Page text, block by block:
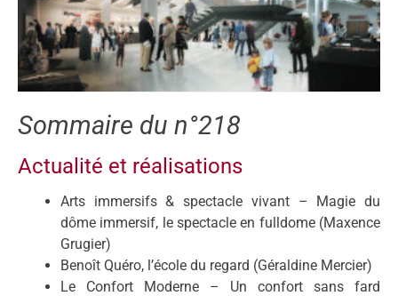
Sommaire du n°218
Actualité et réalisations
Arts immersifs & spectacle vivant – Magie du
dôme immersif, le spectacle en fulldome (Maxence
Grugier)
Benoît Quéro, l’école du regard (Géraldine Mercier)
Le Confort Moderne – Un confort sans fard